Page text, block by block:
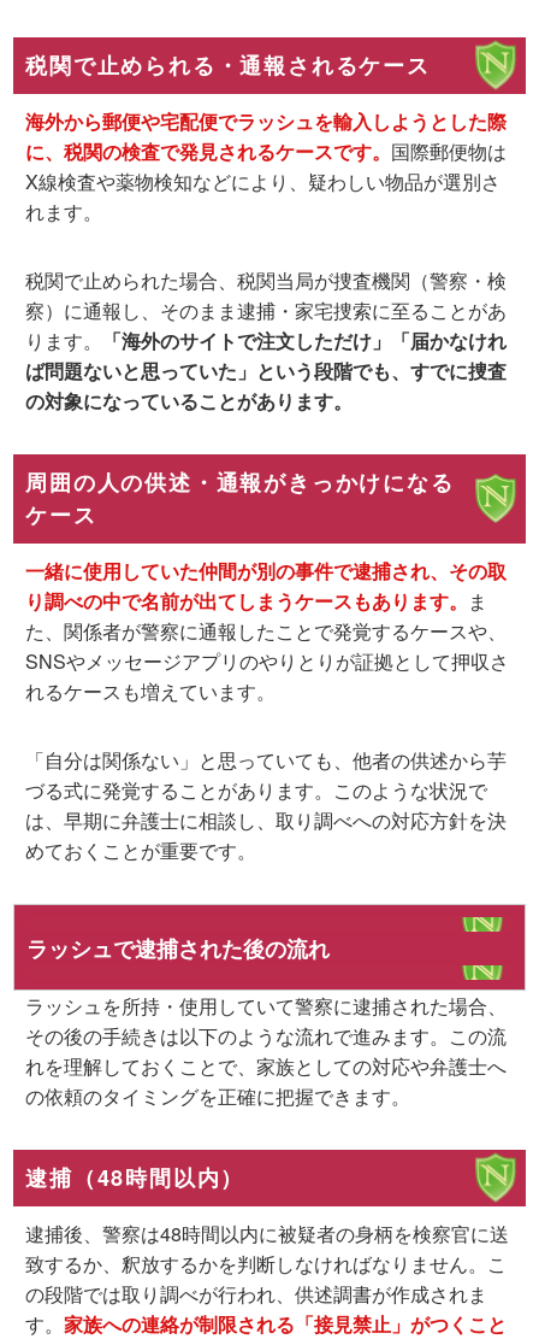
税関で止められる・通報されるケース
海外から郵便や宅配便でラッシュを輸入しようとした際
に、税関の検査で発見されるケースです。 国際郵便物は
X線検査や薬物検知などにより、疑わしい物品が選別さ
れます。
税関で止められた場合、税関当局が捜査機関（警察・検
察）に通報し、そのまま逮捕・家宅捜索に至ることがあ
ります。
「海外のサイトで注文しただけ」「届かなけれ
ば問題ないと思っていた」という段階でも、すでに捜査
の対象になっていることがあります。
周囲の人の供述・通報がきっかけになる
ケース
一緒に使用していた仲間が別の事件で逮捕され、その取
り調べの中で名前が出てしまうケースもあります。 ま
た、関係者が警察に通報したことで発覚するケースや、
SNSやメッセージアプリのやりとりが証拠として押収さ
れるケースも増えています。
「自分は関係ない」と思っていても、他者の供述から芋
づる式に発覚することがあります。このような状況で
は、早期に弁護士に相談し、取り調べへの対応方針を決
めておくことが重要です。
ラッシュで逮捕された後の流れ
ラッシュを所持・使用していて警察に逮捕された場合、
その後の手続きは以下のような流れで進みます。この流
れを理解しておくことで、家族としての対応や弁護士へ
の依頼のタイミングを正確に把握できます。
逮捕（48時間以内）
逮捕後、警察は48時間以内に被疑者の身柄を検察官に送
致するか、釈放するかを判断しなければなりません。こ
の段階では取り調べが行われ、供述調書が作成されま
す。家族への連絡が制限される「接見禁止」がつくこと